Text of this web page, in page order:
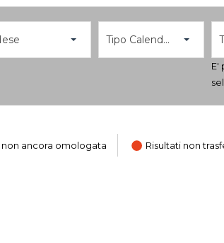
Tipo Calendario
E'
non ancora omologata Risultati non